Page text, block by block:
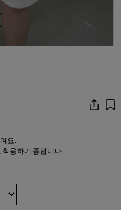
요.
착용하기 좋답니다.